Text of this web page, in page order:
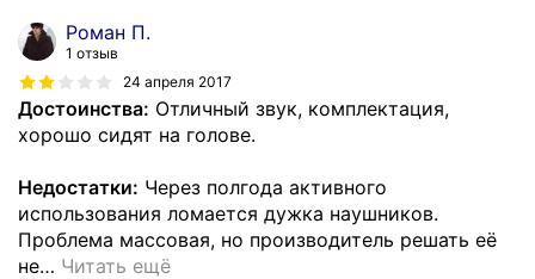
Роман П.
1 отзыв
24 апреля 2017
Достоинства: Отличный звук, комплектация,
хорошо сидят на голове.
Недостатки: Через полгода активного
использования ломается дужка наушников.
Проблема массовая, но производитель решать её
не… Читать ещё